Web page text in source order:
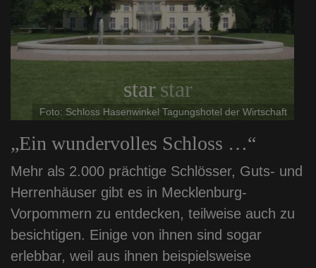
starstar
Foto: Schloss Hasenwinkel Tagungshotel der Wirtschaft
„Ein wundervolles Schloss …“
Mehr als 2.000 prächtige Schlösser, Guts- und
Herrenhäuser gibt es in Mecklenburg-
Vorpommern zu entdecken, teilweise auch zu
besichtigen. Einige von ihnen sind sogar
erlebbar, weil aus ihnen beispielsweise